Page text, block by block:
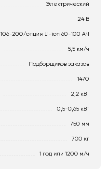
Электрический
24 В
106-200/опция Li-ion 60-100 АЧ
5,5 км/ч
Подборщиков заказов
1470
2,2 кВт
0,5-0,65 кВт
750 мм
700 кг
1 год или 1200 м/ч